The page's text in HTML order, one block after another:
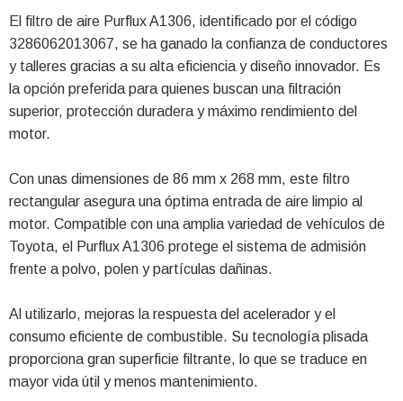
El filtro de aire Purflux A1306, identificado por el código
3286062013067, se ha ganado la confianza de conductores
y talleres gracias a su alta eficiencia y diseño innovador. Es
la opción preferida para quienes buscan una filtración
superior, protección duradera y máximo rendimiento del
motor.
Con unas dimensiones de 86 mm x 268 mm, este filtro
rectangular asegura una óptima entrada de aire limpio al
motor. Compatible con una amplia variedad de vehículos de
Toyota, el Purflux A1306 protege el sistema de admisión
frente a polvo, polen y partículas dañinas.
Al utilizarlo, mejoras la respuesta del acelerador y el
consumo eficiente de combustible. Su tecnología plisada
proporciona gran superficie filtrante, lo que se traduce en
mayor vida útil y menos mantenimiento.